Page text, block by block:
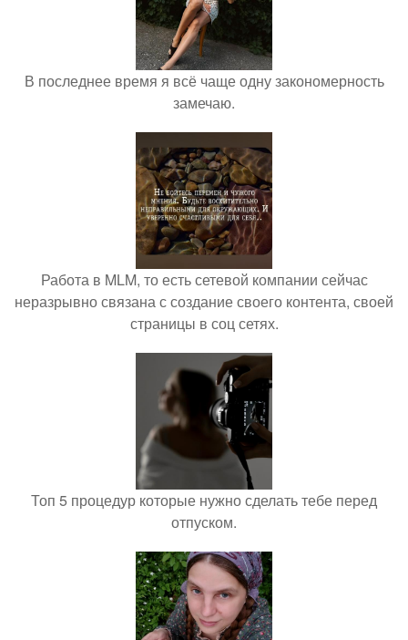
В последнее время я всё чаще одну закономерность
замечаю.
Работа в MLM, то есть сетевой компании сейчас
неразрывно связана с создание своего контента, своей
страницы в соц сетях.
Топ 5 процедур которые нужно сделать тебе перед
отпуском.